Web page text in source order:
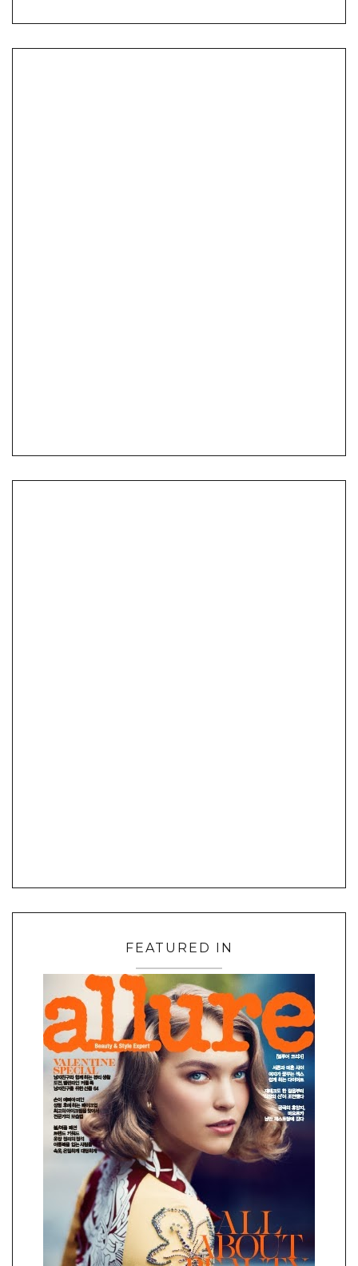
FEATURED IN